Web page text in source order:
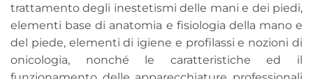
trattamento degli inestetismi delle mani e dei piedi,
elementi base di anatomia e fisiologia della mano e
del piede, elementi di igiene e profilassi e nozioni di
onicologia, nonché le caratteristiche ed il